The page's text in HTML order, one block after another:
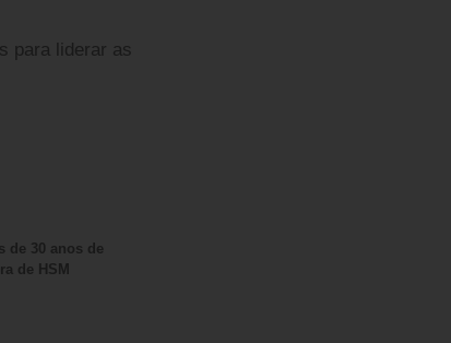
para liderar as
de 30 anos de
de HSM